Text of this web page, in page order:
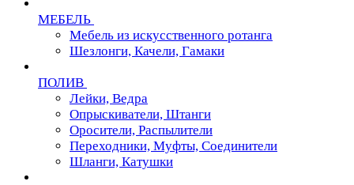
МЕБЕЛЬ
Мебель из искусственного ротанга
Шезлонги, Качели, Гамаки
ПОЛИВ
Лейки, Ведра
Опрыскиватели, Штанги
Оросители, Распылители
Переходники, Муфты, Соединители
Шланги, Катушки